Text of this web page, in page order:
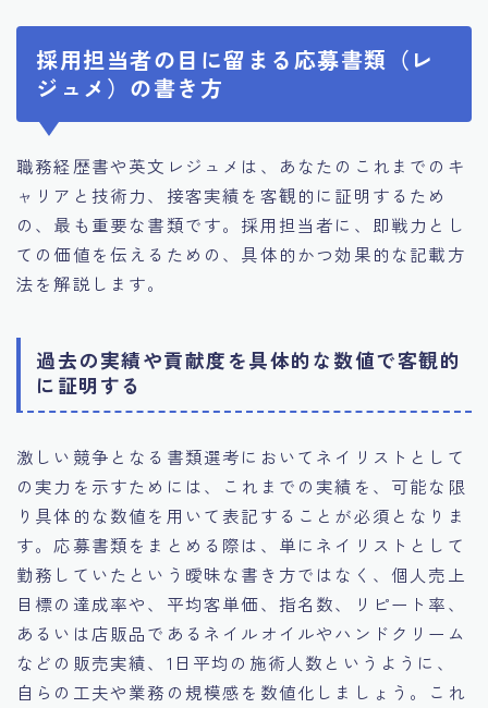
採用担当者の目に留まる応募書類（レ
ジュメ）の書き方
職務経歴書や英文レジュメは、あなたのこれまでのキ
ャリアと技術力、接客実績を客観的に証明するため
の、最も重要な書類です。採用担当者に、即戦力とし
ての価値を伝えるための、具体的かつ効果的な記載方
法を解説します。
過去の実績や貢献度を具体的な数値で客観的
に証明する
激しい競争となる書類選考においてネイリストとして
の実力を示すためには、これまでの実績を、可能な限
り具体的な数値を用いて表記することが必須となりま
す。応募書類をまとめる際は、単にネイリストとして
勤務していたという曖昧な書き方ではなく、個人売上
目標の達成率や、平均客単価、指名数、リピート率、
あるいは店販品であるネイルオイルやハンドクリーム
などの販売実績、1日平均の施術人数というように、
自らの工夫や業務の規模感を数値化しましょう。これ